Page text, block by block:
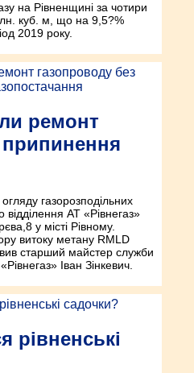
на Рівненщині за чотири
куб. м, що на 9,5?%
2019 року.
ремонт
припинення
газорозподільних
відділення АТ «Рівнегаз»
у місті Рівному.
витоку метану RMLD
старший майстер служби
Іван Зінкевич.
рівненські